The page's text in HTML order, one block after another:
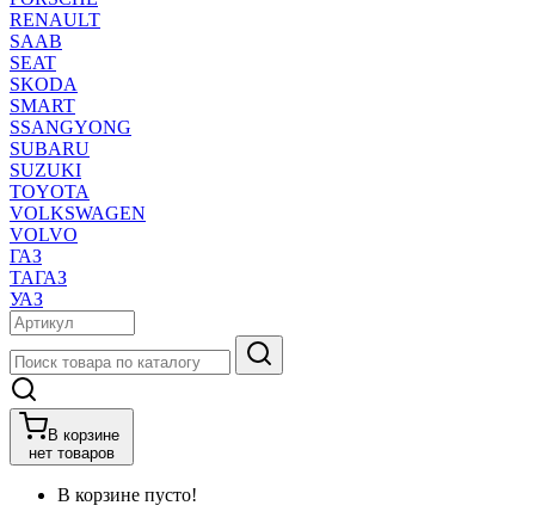
RENAULT
SAAB
SEAT
SKODA
SMART
SSANGYONG
SUBARU
SUZUKI
TOYOTA
VOLKSWAGEN
VOLVO
ГАЗ
ТАГАЗ
УАЗ
В корзине
нет товаров
В корзине пусто!